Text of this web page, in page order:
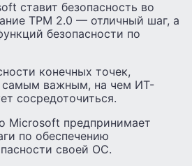
ставит безопасность во
TPM 2.0 — отличный шаг, а
безопасности по
конечных точек,
самым важным, на чем ИТ-
сосредоточиться.
Microsoft предпринимает
по обеспечению
своей ОС.